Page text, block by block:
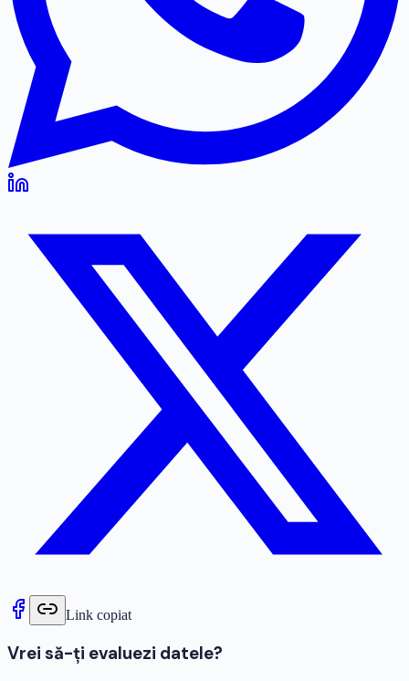
Link copiat
Vrei să-ți evaluezi datele?